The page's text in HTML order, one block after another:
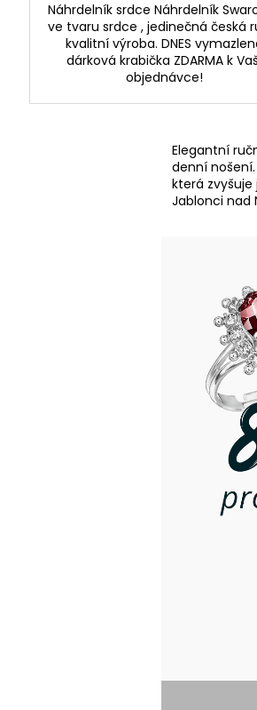
Náhrdelník srdce Náhrdelník
ve tvaru srdce , jedinečná česká
kvalitní výroba. DNES
dárková krabička ZDARMA k
objednávce!
Elegantní
denní
která
Jablonci nad